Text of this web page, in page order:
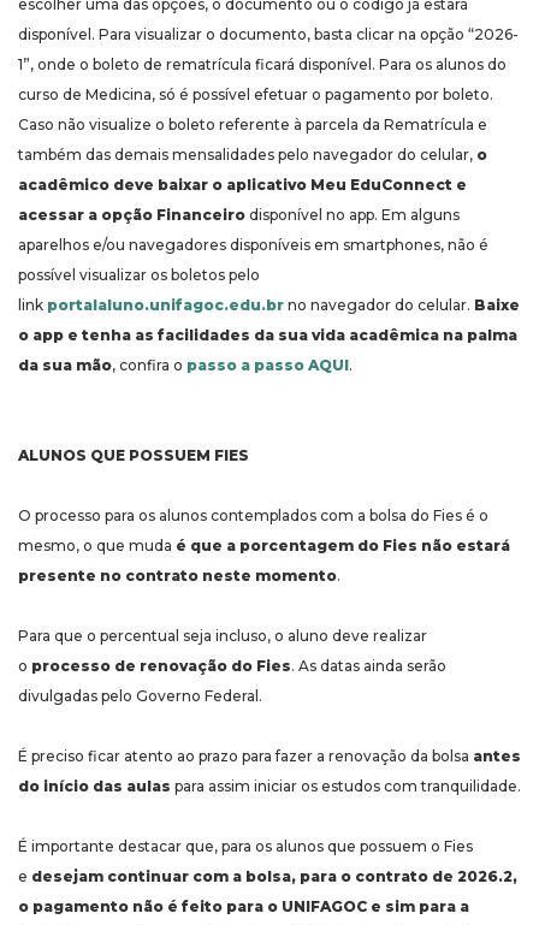
escolher uma das opções, o documento ou o código já estará
disponível. Para visualizar o documento, basta clicar na opção “2026-
1”, onde o boleto de rematrícula ficará disponível. Para os alunos do
curso de Medicina, só é possível efetuar o pagamento por boleto.
Caso não visualize o boleto referente à parcela da Rematrícula e
também das demais mensalidades pelo navegador do celular, o
acadêmico deve baixar o aplicativo Meu EduConnect e
acessar a opção Financeiro disponível no app. Em alguns
aparelhos e/ou navegadores disponíveis em smartphones, não é
possível visualizar os boletos pelo
link portalaluno.unifagoc.edu.br no navegador do celular. Baixe
o app e tenha as facilidades da sua vida acadêmica na palma
da sua mão, confira o passo a passo AQUI.
ALUNOS QUE POSSUEM FIES
O processo para os alunos contemplados com a bolsa do Fies é o
mesmo, o que muda é que a porcentagem do Fies não estará
presente no contrato neste momento.
Para que o percentual seja incluso, o aluno deve realizar
o processo de renovação do Fies. As datas ainda serão
divulgadas pelo Governo Federal.
É preciso ficar atento ao prazo para fazer a renovação da bolsa antes
do início das aulas para assim iniciar os estudos com tranquilidade.
É importante destacar que, para os alunos que possuem o Fies
e desejam continuar com a bolsa, para o contrato de 2026.2,
o pagamento não é feito para o UNIFAGOC e sim para a